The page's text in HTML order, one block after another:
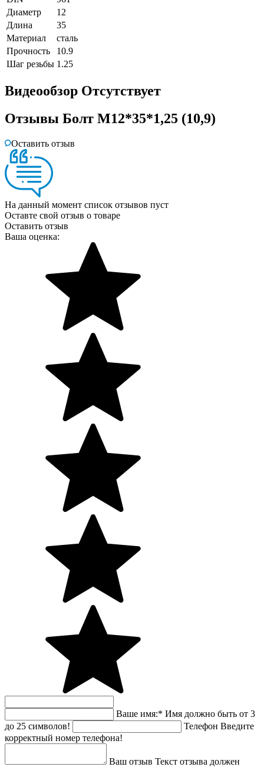
Диаметр
12
Длина
35
Материал
сталь
Прочность
10.9
Шаг резьбы 1.25
Видеообзор Отсутствует
Отзывы Болт М12*35*1,25 (10,9)
Оставить отзыв
На данный момент список отзывов пуст
Оставте свой отзыв о товаре
Оставить отзыв
Ваша оценка:
Ваше имя:* Имя должно быть от 3
до 25 символов!
Телефон Введите
корректный номер телефона!
Ваш отзыв Текст отзыва должен